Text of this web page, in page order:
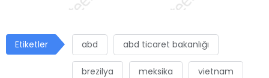
Etiketler abd abd ticaret bakanlığı
brezilya meksika vietnam